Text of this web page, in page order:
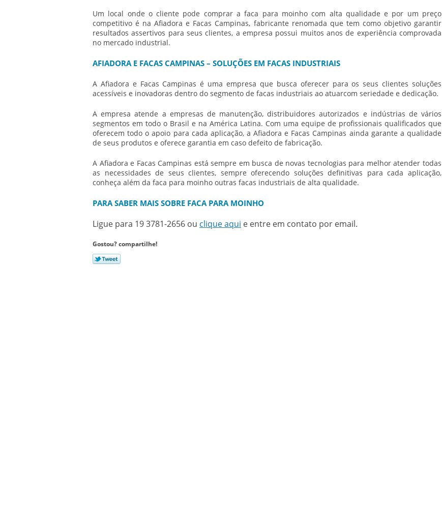
Um local onde o cliente pode comprar afaca para moinhocom alta qualidade e por um preço
competitivo é na Afiadora e Facas Campinas, fabricante renomada que tem como objetivo garantir
resultados assertivos para seus clientes, a empresa possui muitos anos de experiência comprovada
no mercado industrial.
AFIADORA E FACAS CAMPINAS – SOLUÇÕES EM FACAS INDUSTRIAIS
A Afiadora e Facas Campinas é uma empresa que busca oferecer para os seus clientes soluções
acessíveis e inovadoras dentro do segmento de facas industriais ao atuarcom seriedade e dedicação.
A empresa atende a empresas de manutenção, distribuidores autorizados e indústrias de vários
segmentos em todo o Brasil e na América Latina. Com uma equipe de profissionais qualificados que
oferecem todo o apoio para cada aplicação, a Afiadora e Facas Campinas ainda garante a qualidade
de seus produtos e oferece garantia em caso defeito de fabricação.
A Afiadora e Facas Campinas está sempre em busca de novas tecnologias para melhor atender todas
as necessidades de seus clientes, sempre oferecendo soluções definitivas para cada aplicação,
conheça além da faca para moinho outras facas industriais de alta qualidade.
PARA SABER MAIS SOBRE FACA PARA MOINHO
Ligue para 19 3781-2656 ou clique aqui e entre em contato por email.
Gostou? compartilhe!